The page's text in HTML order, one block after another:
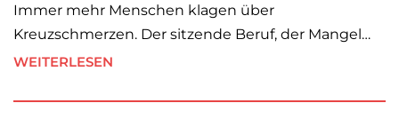
Immer mehr Menschen klagen über
Kreuzschmerzen. Der sitzende Beruf, der Mangel…
WEITERLESEN